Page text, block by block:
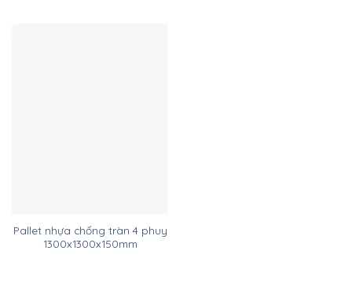
Pallet nhựa chống tràn 4 phuy
1300x1300x150mm